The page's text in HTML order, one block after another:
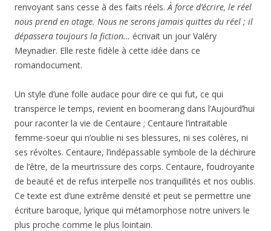
renvoyant sans cesse à des faits réels. À force d’écrire, le réel
nous prend en otage. Nous ne serons jamais quittes du réel ; il
dépassera toujours la fiction… écrivait un jour Valéry
Meynadier. Elle reste fidèle à cette idée dans ce
romandocument.
Un style d’une folle audace pour dire ce qui fut, ce qui
transperce le temps, revient en boomerang dans l’Aujourd’hui
pour raconter la vie de Centaure ; Centaure l’intraitable
femme-soeur qui n’oublie ni ses blessures, ni ses colères, ni
ses révoltes. Centaure, l’indépassable symbole de la déchirure
de l’être, de la meurtrissure des corps. Centaure, foudroyante
de beauté et de refus interpelle nos tranquillités et nos oublis.
Ce texte est d’une extrême densité et peut se permettre une
écriture baroque, lyrique qui métamorphose notre univers le
plus proche comme le plus lointain.